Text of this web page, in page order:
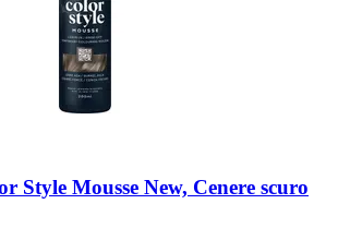
Style Mousse New, Cenere scuro